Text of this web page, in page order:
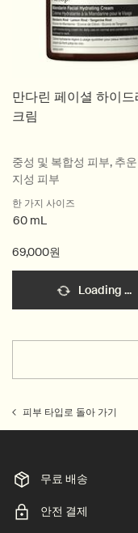
만다린 페이셜 하이드
크림
중성 및 복합성 피부, 추
지성 피부
한 가지 사이즈
60 mL
69,000원
Loading ...
피부 타입로 돌아 가기
무료 배송
안전 결제